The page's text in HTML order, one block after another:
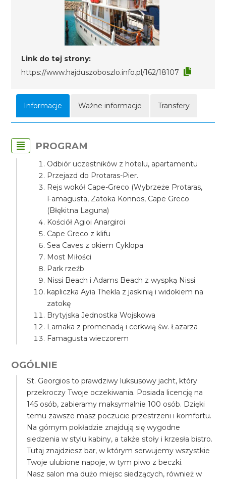
Link do tej strony:
https://www.hajduszoboszlo.info.pl/162/18107
Informacje Ważne informacje Transfery
PROGRAM
Odbiór uczestników z hotelu, apartamentu
Przejazd do Protaras-Pier.
Rejs wokół Cape-Greco (Wybrzeże Protaras,
Famagusta, Zatoka Konnos, Cape Greco
(Błękitna Laguna)
Kościół Agioi Anargiroi
Cape Greco z klifu
Sea Caves z okiem Cyklopa
Most Miłości
Park rzeźb
Nissi Beach i Adams Beach z wyspką Nissi
kapliczka Ayia Thekla z jaskinią i widokiem na
zatokę
Brytyjska Jednostka Wojskowa
Larnaka z promenadą i cerkwią św. Łazarza
Famagusta wieczorem
OGÓLNIE
St. Georgios to prawdziwy luksusowy jacht, który
przekroczy Twoje oczekiwania. Posiada licencję na
145 osób, zabieramy maksymalnie 100 osób. Dzięki
temu zawsze masz poczucie przestrzeni i komfortu.
Na górnym pokładzie znajdują się wygodne
siedzenia w stylu kabiny, a także stoły i krzesła bistro.
Tutaj znajdziesz bar, w którym serwujemy wszystkie
Twoje ulubione napoje, w tym piwo z beczki.
Nasz salon ma dużo miejsc siedzących, również w